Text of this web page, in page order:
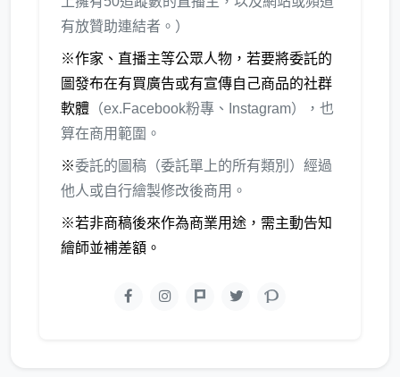
有放贊助連結者。）
※作家、直播主等公眾人物，若要將委託的
圖發布在有買廣告或有宣傳自己商品的社群
軟體 （ex.Facebook粉專、Instagram），也
算在商用範圍。
※委託的圖稿（委託單上的所有類別）經過
他人或自行繪製修改後商用。
※若非商稿後來作為商業用途，需主動告知
繪師並補差額。